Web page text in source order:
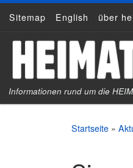
Zum Inhalt springen
Sitemap English über
Informationen rund um die
Startseite »